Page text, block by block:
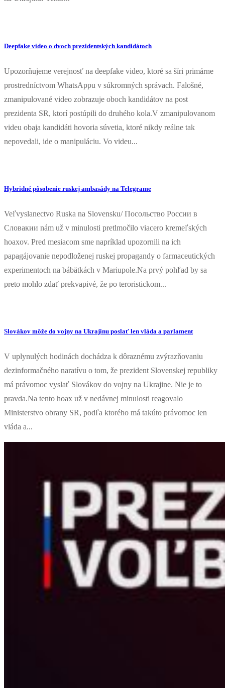
Deepfake video o dvoch prezidentských kandidátoch
Upozorňujeme verejnosť na deepfake video, ktoré sa šíri primárne
prostredníctvom WhatsAppu v súkromných správach. Falošné,
zmanipulované video zobrazuje oboch kandidátov na post
prezidenta SR, ktorí postúpili do druhého kola.V zmanipulovanom
videu obaja kandidáti hovoria súvetia, ktoré nikdy reálne tak
nepovedali, ide o manipuláciu. Vo videu...
Hybridné pôsobenie ruskej ambasády na Telegrame
Veľvyslanectvo Ruska na Slovensku/ Посольство России в
Словакии nám už v minulosti pretlmočilo viacero kremeľských
hoaxov. Pred mesiacom sme napríklad upozornili na ich
papagájovanie nepodloženej ruskej propagandy o farmaceutických
experimentoch na bábätkách v Mariupole.Na prvý pohľad by sa
preto mohlo zdať prekvapivé, že po teroristickom...
Slovákov môže do vojny na Ukrajinu poslať len vláda a parlament
V uplynulých hodinách dochádza k dôraznému zvýrazňovaniu
dezinformačného naratívu o tom, že prezident Slovenskej republiky
má právomoc vyslať Slovákov do vojny na Ukrajine. Nie je to
pravda.Na tento hoax už v nedávnej minulosti reagovalo
Ministerstvo obrany SR, podľa ktorého má takúto právomoc len
vláda a...